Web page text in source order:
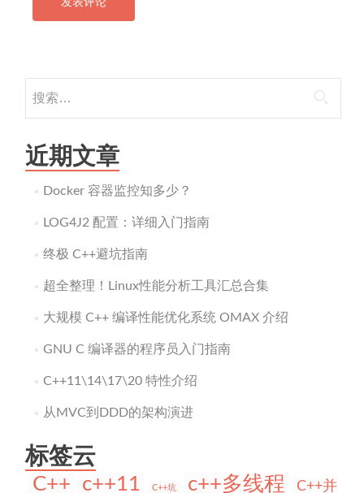
索：
近期文章
Docker 容器监控知多少？
LOG4J2 配置：详细入门指南
终极 C++避坑指南
超全整理！Linux性能分析工具汇总合集
大规模 C++ 编译性能优化系统 OMAX 介绍
GNU C 编译器的程序员入门指南
C++11\14\17\20 特性介绍
从MVC到DDD的架构演进
标签云
C++ c++11 C++坑 c++多线程 C++并